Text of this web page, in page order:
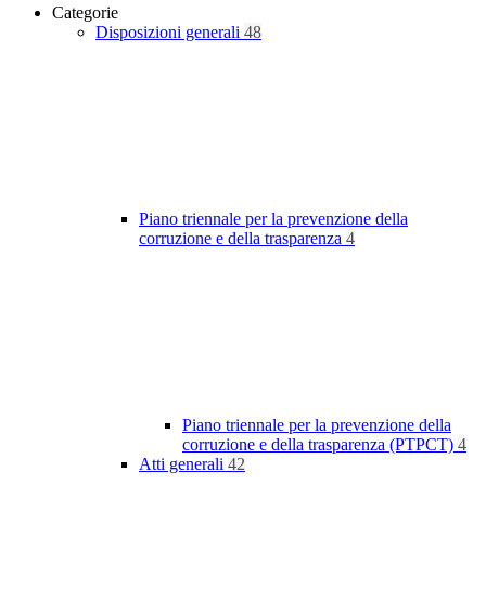
Categorie
Disposizioni generali 48
Piano triennale per la prevenzione della
corruzione e della trasparenza 4
Piano triennale per la prevenzione della
corruzione e della trasparenza (PTPCT) 4
Atti generali 42